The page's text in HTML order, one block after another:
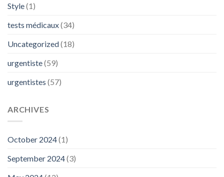
Style(1)
tests médicaux(34)
Uncategorized(18)
urgentiste(59)
urgentistes (57)
ARCHIVES
October 2024(1)
September 2024(3)